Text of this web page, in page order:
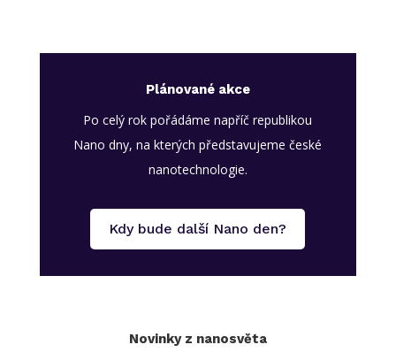
Plánované akce
Po celý rok pořádáme napříč republikou
Nano dny, na kterých představujeme české
nanotechnologie.
Kdy bude další Nano den?
Novinky z nanosvěta